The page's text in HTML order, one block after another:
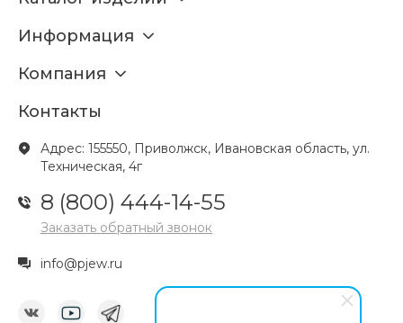
Информация
Компания
Контакты
Адрес: 155550, Приволжск, Ивановская область, ул.
Техническая, 4г
8 (800) 444-14-55
Заказать обратный звонок
info@pjew.ru